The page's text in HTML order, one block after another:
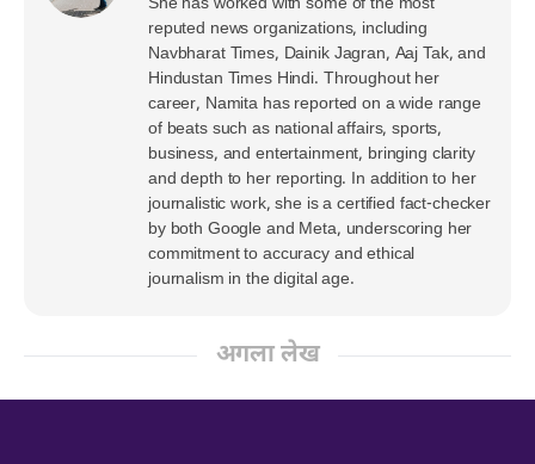
reputed news organizations, including
Navbharat Times, Dainik Jagran, Aaj Tak, and
Hindustan Times Hindi. Throughout her
career, Namita has reported on a wide range
of beats such as national affairs, sports,
business, and entertainment, bringing clarity
and depth to her reporting. In addition to her
journalistic work, she is a certified fact-checker
by both Google and Meta, underscoring her
commitment to accuracy and ethical
journalism in the digital age.
अगला लेख